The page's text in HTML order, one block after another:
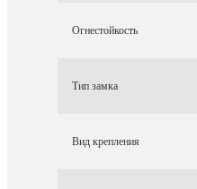
Огнестойкость
Тип замка
Вид крепления